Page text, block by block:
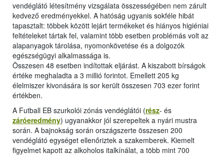
vendéglátó létesítmény vizsgálata összességében nem zárult
kedvező eredményekkel. A hatóság ugyanis sokféle hibát
tapasztalt: többek között lejárt termékeket és hiányos higiéniai
feltételeket tártak fel, valamint több esetben problémás volt az
alapanyagok tárolása, nyomonkövetése és a dolgozók
egészségügyi alkalmassága is.
Összesen 48 esetben indítottak eljárást. A kiszabott bírságok
értéke meghaladta a 3 millió forintot. Emellett 205 kg
élelmiszer kivonására is sor került összesen 703 ezer forint
értékben.
A Futball EB szurkolói zónás vendéglátói (rész- és
záróeredmény) ugyanakkor jól szerepeltek a nyári mustra
során. A bajnokság során országszerte összesen 200
vendéglátó egységet ellenőriztek a szakemberek. Kiemelt
figyelmet kapott az alkoholos italkínálat, a több mint 700